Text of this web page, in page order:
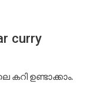
curry
ഉണ്ടാക്കാം.